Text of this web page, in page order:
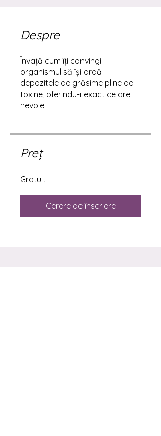
Despre
Învață cum îți convingi
organismul să își ardă
depozitele de grăsime pline de
toxine, oferindu-i exact ce are
nevoie.
Preț
Gratuit
Cerere de înscriere